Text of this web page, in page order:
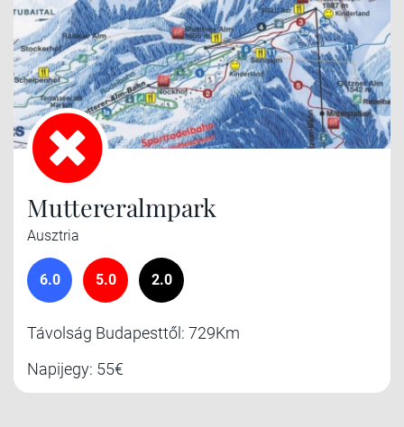
Muttereralmpark
Ausztria
6.0 5.0 2.0
Távolság Budapesttől: 729Km
Napijegy: 55€